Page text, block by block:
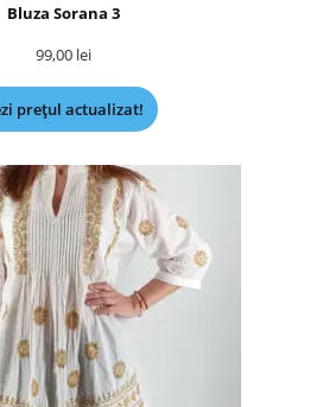
Bluza Sorana 3
99,00 lei
prețul actualizat!